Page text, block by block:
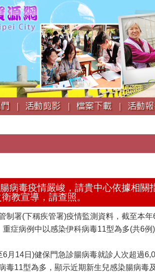
跳
到
主
要
內
容
們 | 活動剪影 | 檔案下載 | 活動
病毒疫情嚴峻，請貴中心依據相
教宣導，請查照。
制署(下稱疾管署)疫情監測資料，截至本
重症病例中以感染伊科病毒11型為多(共6
6月14日)健保門急診腸病毒就診人次超過
毒11型為多，顯示近期新生兒感染腸病毒